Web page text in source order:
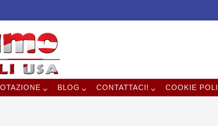
BLOG CONTATTACI! COOKIE